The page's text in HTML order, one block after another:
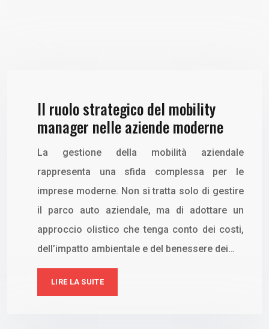
Il ruolo strategico del mobility
manager nelle aziende moderne
La gestione della mobilità aziendale
rappresenta una sfida complessa per le
imprese moderne. Non si tratta solo di gestire
il parco auto aziendale, ma di adottare un
approccio olistico che tenga conto dei costi,
dell’impatto ambientale e del benessere dei…
LIRE LA SUITE